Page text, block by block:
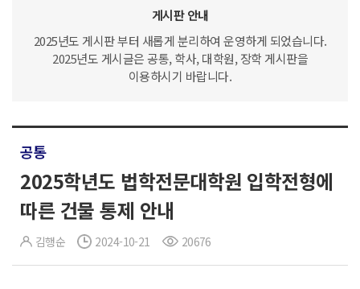
게시판 안내
2025년도 게시판 부터 새롭게 분리하여 운영하게 되었습니다.
2025년도 게시글은 공통, 학사, 대학원, 장학 게시판을
이용하시기 바랍니다.
공통
2025학년도 법학전문대학원 입학전형에
따른 건물 통제 안내
김행순 2024-10-21 20676